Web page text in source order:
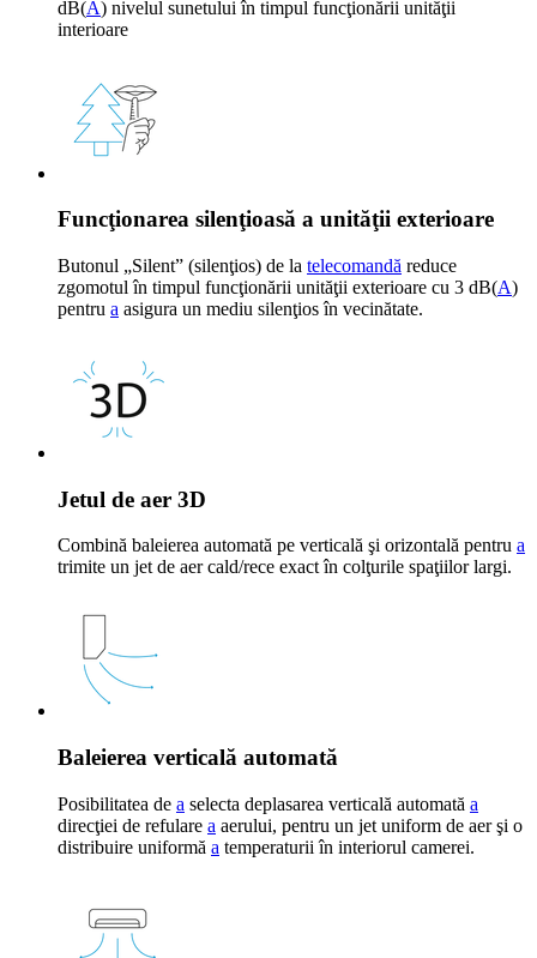
dB(A) nivelul sunetului în timpul funcţionării unităţii
interioare
Funcţionarea silenţioasă a unităţii exterioare
Butonul „Silent” (silenţios) de la telecomandă reduce
zgomotul în timpul funcţionării unităţii exterioare cu 3 dB(A)
pentru a asigura un mediu silenţios în vecinătate.
Jetul de aer 3D
Combină baleierea automată pe verticală şi orizontală pentru a
trimite un jet de aer cald/rece exact în colţurile spaţiilor largi.
Baleierea verticală automată
Posibilitatea de a selecta deplasarea verticală automată a
direcţiei de refulare a aerului, pentru un jet uniform de aer şi o
distribuire uniformă a temperaturii în interiorul camerei.